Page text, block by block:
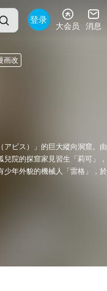
登录
大会员 消息
画改
ビス）」的巨大縱向洞窟。
院的探窟家見習生「莉可」
年外貌的機械人「雷格」，於